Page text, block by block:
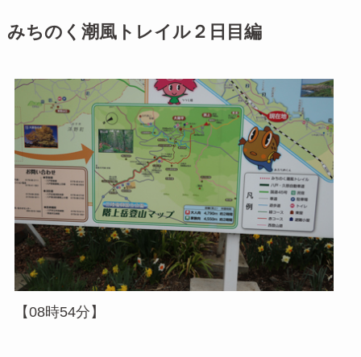
みちのく潮風トレイル２日目編
【08時54分】